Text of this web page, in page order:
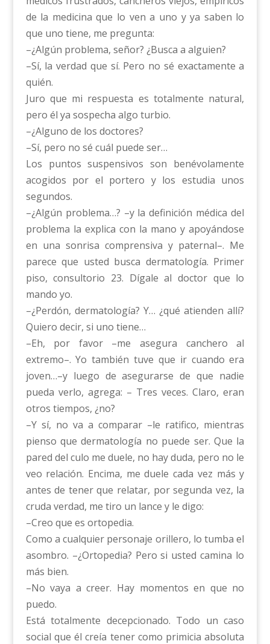
de la medicina que lo ven a uno y ya saben lo
que uno tiene, me pregunta:
–¿Algún problema, señor? ¿Busca a alguien?
–Sí, la verdad que sí. Pero no sé exactamente a
quién.
Juro que mi respuesta es totalmente natural,
pero él ya sospecha algo turbio.
–¿Alguno de los doctores?
–Sí, pero no sé cuál puede ser…
Los puntos suspensivos son benévolamente
acogidos por el portero y los estudia unos
segundos.
–¿Algún problema…? –y la definición médica del
problema la explica con la mano y apoyándose
en una sonrisa comprensiva y paternal–. Me
parece que usted busca dermatología. Primer
piso, consultorio 23. Dígale al doctor que lo
mando yo.
–¿Perdón, dermatología? Y… ¿qué atienden allí?
Quiero decir, si uno tiene…
–Eh, por favor –me asegura canchero al
extremo–. Yo también tuve que ir cuando era
joven…–y luego de asegurarse de que nadie
pueda verlo, agrega: – Tres veces. Claro, eran
otros tiempos, ¿no?
–Y sí, no va a comparar –le ratifico, mientras
pienso que dermatología no puede ser. Que la
pared del culo me duele, no hay duda, pero no le
veo relación. Encima, me duele cada vez más y
antes de tener que relatar, por segunda vez, la
cruda verdad, me tiro un lance y le digo:
–Creo que es ortopedia.
Como a cualquier personaje orillero, lo tumba el
asombro. –¿Ortopedia? Pero si usted camina lo
más bien.
–No vaya a creer. Hay momentos en que no
puedo.
Está totalmente decepcionado. Todo un caso
social que él creía tener como primicia absoluta